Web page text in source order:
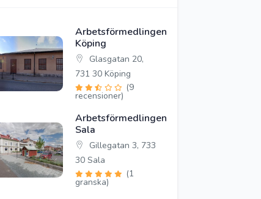
Arbetsförmedlingen
Köping
Glasgatan 20,
731 30 Köping
(9
recensioner)
Arbetsförmedlingen
Sala
Gillegatan 3, 733
30 Sala
(1
granska)